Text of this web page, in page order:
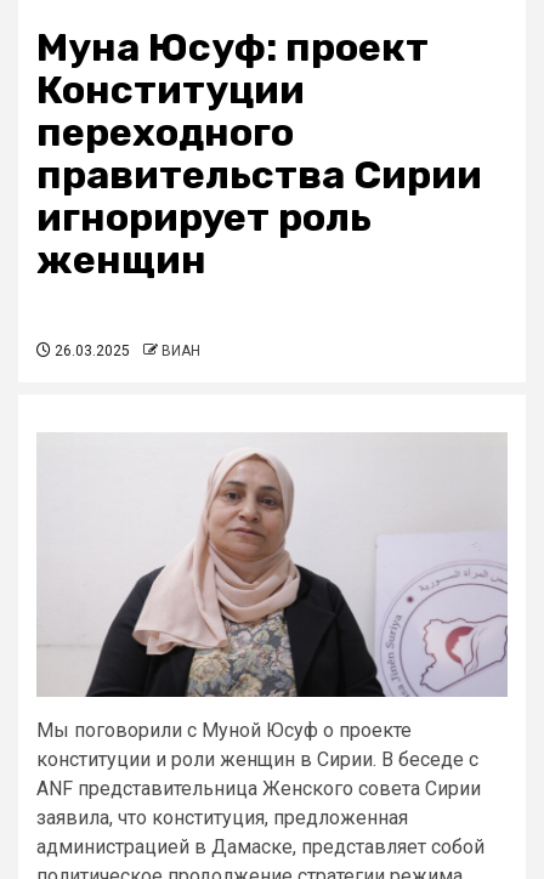
Муна Юсуф: проект
Конституции
переходного
правительства Сирии
игнорирует роль
женщин
26.03.2025 ВИАН
Мы поговорили с Муной Юсуф о проекте
конституции и роли женщин в Сирии. В беседе с
ANF представительница Женского совета Сирии
заявила, что конституция, предложенная
администрацией в Дамаске, представляет собой